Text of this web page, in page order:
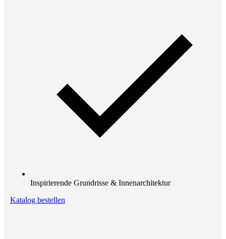
Inspirierende Grundrisse & Innenarchitektur
Katalog bestellen